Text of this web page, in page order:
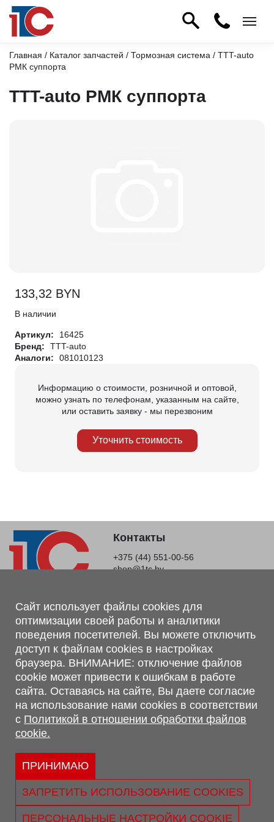
Главная / Каталог запчастей / Тормозная система / TTT-auto
РМК суппорта
TTT-auto РМК суппорта
133,32 BYN
В наличии
Артикул:
16425
Бренд:
TTT-auto
Аналоги:
081010123
Информацию о стоимости, розничной и оптовой,
можно узнать по телефонам, указанным на сайте,
или оставить заявку - мы перезвоним
Уточнить стоимость
Контакты
+375 (44) 551-00-56
shop@1tc.by
Магазин, склад
г. Минск, Минский р-н, п. Привольный, ул. Мира, 20А,
223062
г. Брест, ул. Лейтенанта Рябцева, 108 В, 224701
Обращаем Ваше внимание, что вся предоставленная на сайте
информация, касающаяся комплектаций, технических
характеристик, цветовых сочетаний, а также стоимости и
сервисного обслуживания носит информационный характер и
не является публичной офертой, определяемой п.2 ст.407
Гражданского кодекса Республики Беларусь.
Политика обработки персональных данных
Политикой в отношении обработки файлов cookie.
Свидетельство о регистрации №290667530 выдано 02.02.2009
Сайт использует файлы cookies для
оптимизации своей работы и аналитики
поведения посетителей. Вы можете отключить
доступ к файлам cookies в настройках
браузера. ВНИМАНИЕ: отключение файлов
cookie может привести к ошибкам в работе
сайта. Оставаясь на сайте, Вы даете согласие
на использование нами cookies в соответствии
с Политикой в отношении обработки файлов
cookie.
ПРИНИМАЮ
ЗАПРЕТИТЬ ИСПОЛЬЗОВАНИЕ COOKIES
ПЕРСОНАЛЬНЫЕ НАСТРОЙКИ COOKIE